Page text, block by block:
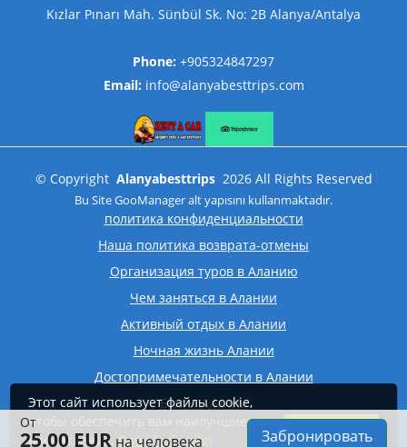
От
25.00 EUR на человека Забронировать
Kızlar Pınarı Mah. Sünbül Sk. No: 2B Alanya/Antalya
Phone: +905324847297
Email: info@alanyabesttrips.com
© Copyright Alanyabesttrips 2026 All Rights Reserved
Bu SiteGooManageralt yapısını kullanmaktadır.
политика конфиденциальности
Наша политика возврата-отмены
Организация туров в Аланию
Чем заняться в Алании
Активный отдых в Алании
Ночная жизнь Алании
Достопримечательности в Алании
Бухты Алании
Исторические места Алании
Этот сайт использует файлы cookie,
чтобы обеспечить вам наилучшие
впечатления.Daha fazla bilgi